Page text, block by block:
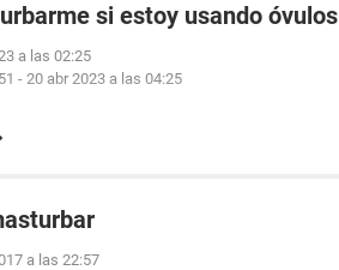
si estoy usando óvulos
a las 02:25
- 20 abr 2023 a las 04:25
a las 22:57